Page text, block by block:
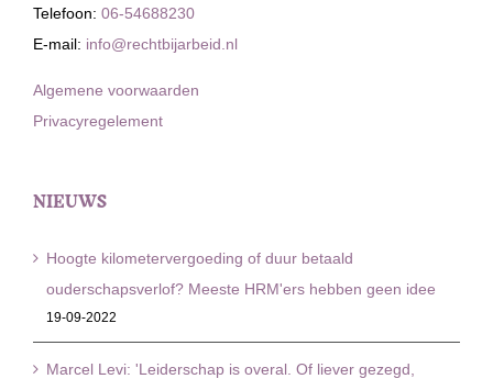
Telefoon: 06-54688230
E-mail: info@rechtbijarbeid.nl
Algemene voorwaarden
Privacyregelement
NIEUWS
Hoogte kilometervergoeding of duur betaald
ouderschapsverlof? Meeste HRM'ers hebben geen idee
19-09-2022
Marcel Levi: 'Leiderschap is overal. Of liever gezegd,